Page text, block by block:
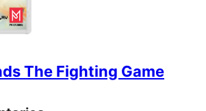
The Fighting Game